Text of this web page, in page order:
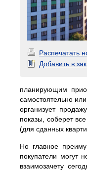
Распечатать
Добавить в
планирующим
самостоятельно
организует
показы, соберет
(для сданных
Но главное
покупатели могут
взаимозачету